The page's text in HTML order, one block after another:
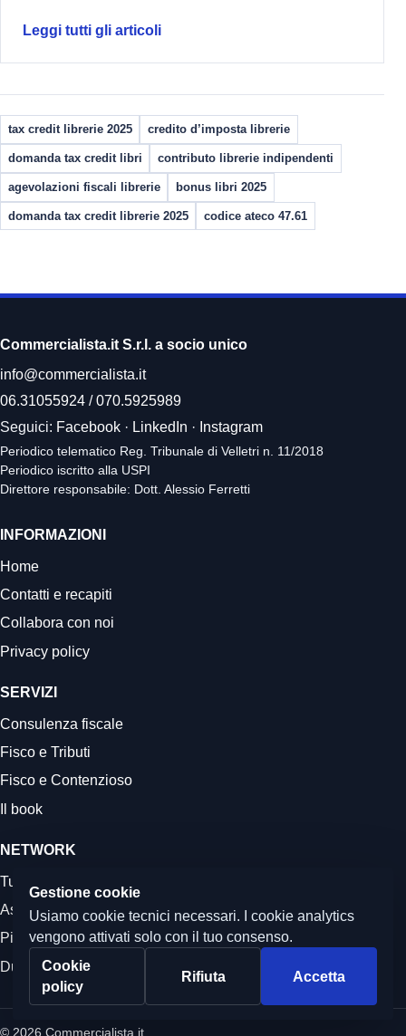
Leggi tutti gli articoli
tax credit librerie 2025 credito d’imposta librerie
domanda tax credit libri contributo librerie indipendenti
agevolazioni fiscali librerie bonus libri 2025
domanda tax credit librerie 2025 codice ateco 47.61
Commercialista.it S.r.l. a socio unico
info@commercialista.it
06.31055924 /070.5925989
Seguici: Facebook · LinkedIn · Instagram
Periodico telematico Reg. Tribunale di Velletri n. 11/2018
Periodico iscritto alla USPI
Direttore responsabile: Dott. Alessio Ferretti
INFORMAZIONI
Home
Contatti e recapiti
Collabora con noi
Privacy policy
SERVIZI
Consulenza fiscale
Fisco e Tributi
Fisco e Contenzioso
Il book
NETWORK
Tutela Sarda
Associazione Tutela Sarda
Pianificazione Fiscale
Due Diligence
© 2026 Commercialista.it
Gestione cookie
Usiamo cookie tecnici necessari. I cookie analytics
vengono attivati solo con il tuo consenso.
Cookie
policy
Rifiuta Accetta